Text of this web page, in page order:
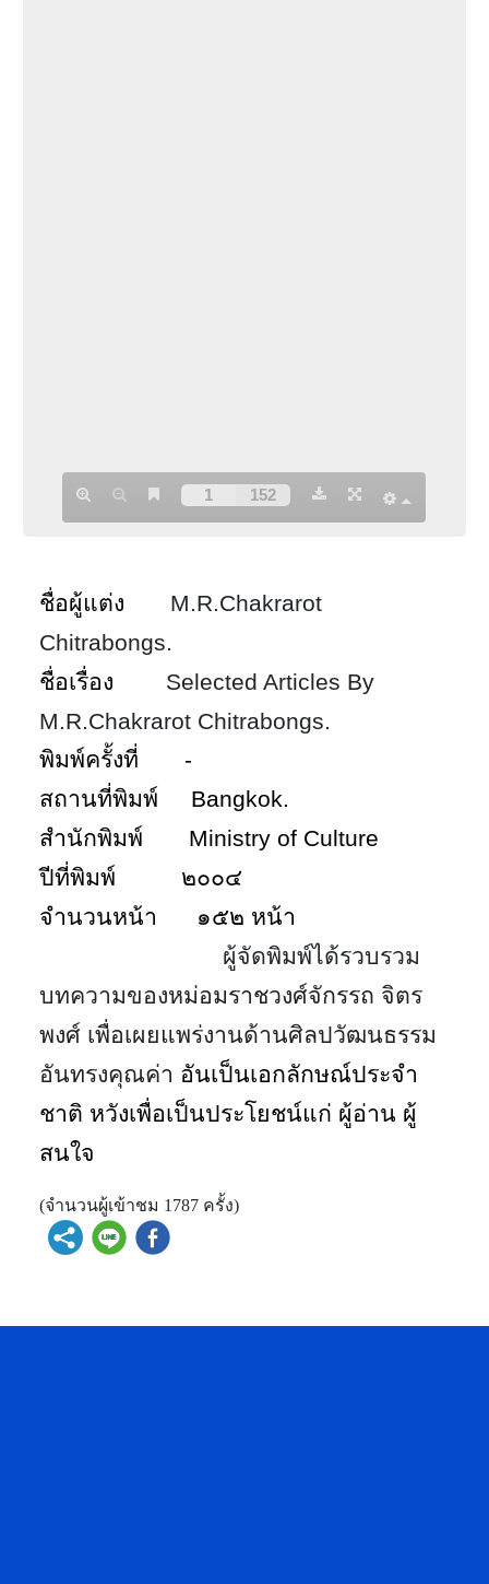
ชื่อผู้แต่ง
M.R.Chakrarot
Chitrabongs.
ชื่อเรื่อง
Selected Articles By
M.R.Chakrarot Chitrabongs.
พิมพ์ครั้งที่ -
สถานที่พิมพ์ Bangkok.
สำนักพิมพ์ Ministry of Culture
ปีที่พิมพ์
๒๐๐๔
จำนวนหน้า
๑๕๒ หน้า
ผู้จัดพิมพ์ได้รวบรวม
บทความของหม่อมราชวงศ์จักรรถ จิตร
พงศ์ เพื่อเผยแพร่งานด้านศิลปวัฒนธรรม
อันทรงคุณค่า อันเป็นเอกลักษณ์ประจำ
ชาติ หวังเพื่อเป็นประโยชน์แก่ ผู้อ่าน ผู้
สนใจ
(จำนวนผู้เข้าชม 1787 ครั้ง)